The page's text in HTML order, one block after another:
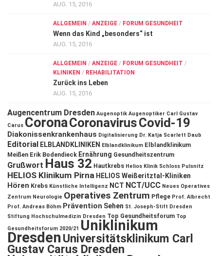
AUG. 15, 2016
ALLGEMEIN / ANZEIGE / FORUM GESUNDHEIT
Wenn das Kind „besonders“ ist
AUG. 15, 2016
ALLGEMEIN / ANZEIGE / FORUM GESUNDHEIT /
KLINIKEN / REHABILITATION
Zurück ins Leben
AUG. 15, 2016
Augencentrum Dresden Augenoptik Augenoptiker Carl Gustav
Carus CoronaCoronavirusCovid-19
Diakonissenkrankenhaus Digitalisierung Dr. Katja Scarlett Daub
Editorial ELBLANDKLINIKEN Elblandklinikum Elblandklinikum
Meißen Erik Bodendieck Ernährung Gesundheitszentrum
Grußwort Haus 32 Hautkrebs Helios Klinik Schloss Pulsnitz
HELIOS Klinikum Pirna HELIOS Weißeritztal-Kliniken
Hören Krebs Künstliche Intelligenz NCT NCT/UCC Neues Operatives
Zentrum Neurologie Operatives Zentrum Pflege Prof. Albrecht
Prof. Andreas Böhm Prävention Sehen St. Joseph-Stift Dresden
Stiftung Hochschulmedizin Dresden Top Gesundheitsforum Top
Gesundheitsforum 2020/21 Uniklinikum
DresdenUniversitätsklinikum Carl
Gustav Carus Dresden